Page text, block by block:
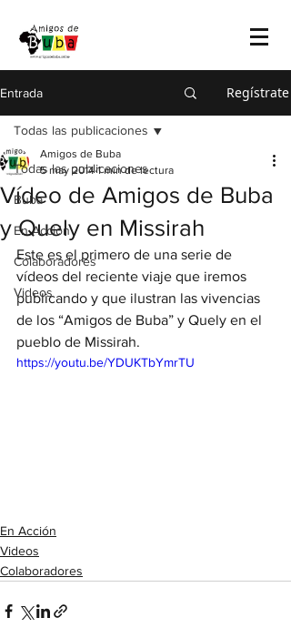
Entrada Regístrate
Todas las publicaciones
Buba
En Acción
Colaboradores
Videos
Todas las publicaciones
Vídeo de Amigos de Buba
y Quely en Missirah
Amigos de Buba
5 may 2014 1 min de lectura
Este es el primero de una serie de
vídeos del reciente viaje que iremos
publicando y que ilustran las vivencias
de los “Amigos de Buba” y Quely en el
pueblo de Missirah.
https://youtu.be/YDUKTbYmrTU
En Acción
Videos
Colaboradores